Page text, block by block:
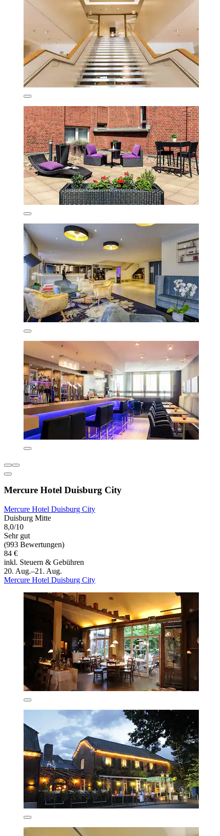
Mercure Hotel Duisburg City
Mercure Hotel Duisburg City
Duisburg Mitte
8,0/10
Sehr gut
(993 Bewertungen)
84 €
inkl. Steuern & Gebühren
20. Aug.–21. Aug.
Mercure Hotel Duisburg City